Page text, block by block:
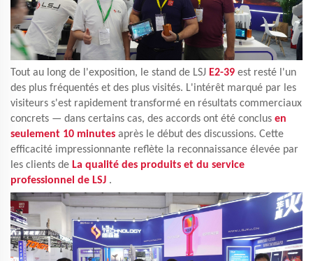
Tout au long de l'exposition, le stand de LSJ E2-39 est resté l'un
des plus fréquentés et des plus visités. L'intérêt marqué par les
visiteurs s'est rapidement transformé en résultats commerciaux
concrets — dans certains cas, des accords ont été conclus en
seulement 10 minutes après le début des discussions. Cette
efficacité impressionnante reflète la reconnaissance élevée par
les clients de La qualité des produits et du service
professionnel de LSJ .